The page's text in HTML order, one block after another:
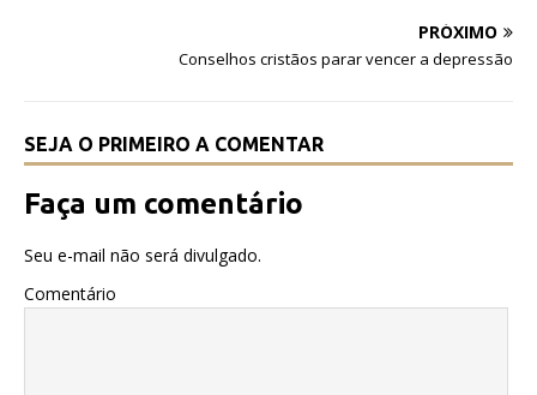
PRÓXIMO
Conselhos cristãos parar vencer a depressão
SEJA O PRIMEIRO A COMENTAR
Faça um comentário
Seu e-mail não será divulgado.
Comentário